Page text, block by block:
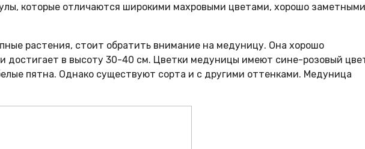
которые отличаются широкими махровыми цветами, хорошо заметными
растения, стоит обратить внимание на медуницу. Она хорошо
достигает в высоту 30-40 см. Цветки медуницы имеют сине-розовый
пятна. Однако существуют сорта и с другими оттенками. Медуница